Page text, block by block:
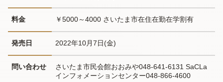
料金 ￥5000～4000 さいたま市在住在勤在学割有
発売日 2022年10月7日(金)
問い合わせ
さいたま市民会館おおみや048-641-6131 SaCLa
インフォメーションセンター048-866-4600